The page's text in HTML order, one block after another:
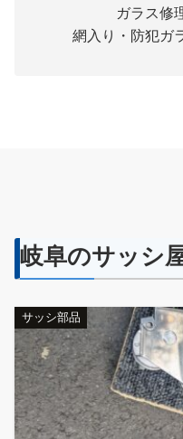
ガラス修
網入り・防犯ガ
岐阜のサッシ
サッシ部品